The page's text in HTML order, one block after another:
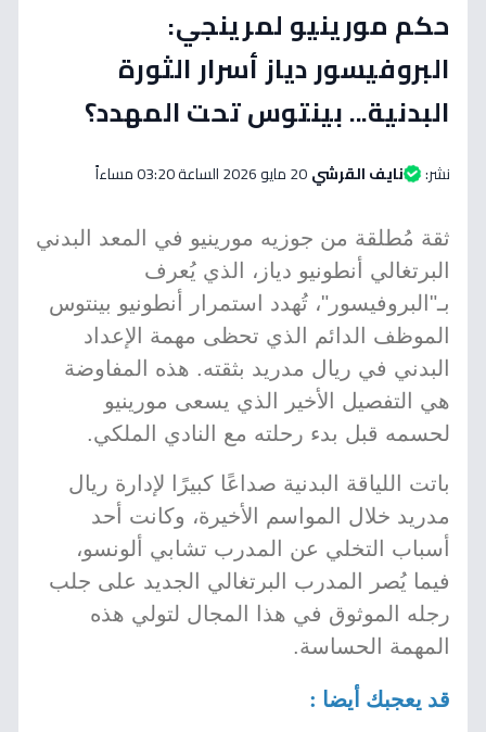
حكم مورينيو لمرينجي:
البروفيسور دياز أسرار الثورة
البدنية... بينتوس تحت المهدد؟
نشر: نايف القرشي20 مايو 2026 الساعة 03:20 مساءاً
ثقة مُطلقة من جوزيه مورينيو في المعد البدني
البرتغالي أنطونيو دياز، الذي يُعرف
بـ"البروفيسور"، تُهدد استمرار أنطونيو بينتوس
الموظف الدائم الذي تحظى مهمة الإعداد
البدني في ريال مدريد بثقته. هذه المفاوضة
هي التفصيل الأخير الذي يسعى مورينيو
لحسمه قبل بدء رحلته مع النادي الملكي.
باتت اللياقة البدنية صداعًا كبيرًا لإدارة ريال
مدريد خلال المواسم الأخيرة، وكانت أحد
أسباب التخلي عن المدرب تشابي ألونسو،
فيما يُصر المدرب البرتغالي الجديد على جلب
رجله الموثوق في هذا المجال لتولي هذه
المهمة الحساسة.
قد يعجبك أيضا :